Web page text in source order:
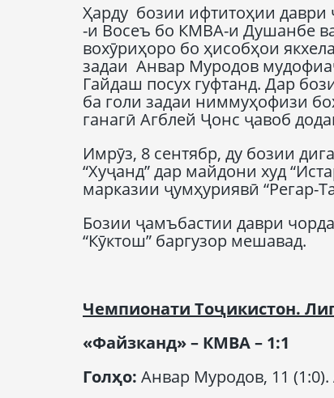
Ҳарду бозии ифтитоҳии даври
-и Восеъ бо КМВА-и Душанбе ва
вохӯриҳоро бо ҳисобҳои
задаи Анвар Муродов
Гайдаш посух гуфтанд. Дар
ба голи задаи ниммуҳофизи
ганагӣ Агблей Ҷонс ҷавоб
Имрӯз, 8 сентябр, ду бозии
“Хуҷанд” дар майдони худ
марказии ҷумҳуриявӣ “Регар-
Бозии ҷамъбастии даври
“Кӯктош” баргузор мешавад.
Чемпионати Тоҷикистон.
«Файзканд» – КМВА– 1:1
Голҳо: Анвар Муродов, 11